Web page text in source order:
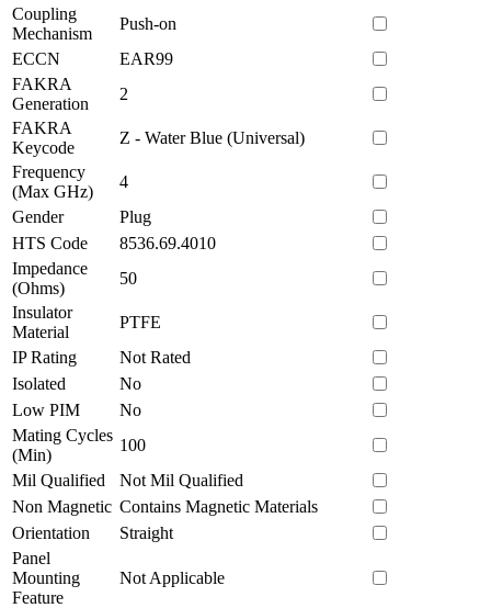
Coupling
Mechanism
Push-on
ECCN
EAR99
FAKRA
Generation
2
FAKRA
Keycode
Z - Water Blue (Universal)
Frequency
(Max GHz)
4
Gender
Plug
HTS Code
8536.69.4010
Impedance
(Ohms)
50
Insulator
Material
PTFE
IP Rating
Not Rated
Isolated
No
Low PIM
No
Mating Cycles
(Min)
100
Mil Qualified
Not Mil Qualified
Non Magnetic Contains Magnetic Materials
Orientation
Straight
Panel
Mounting
Feature
Not Applicable